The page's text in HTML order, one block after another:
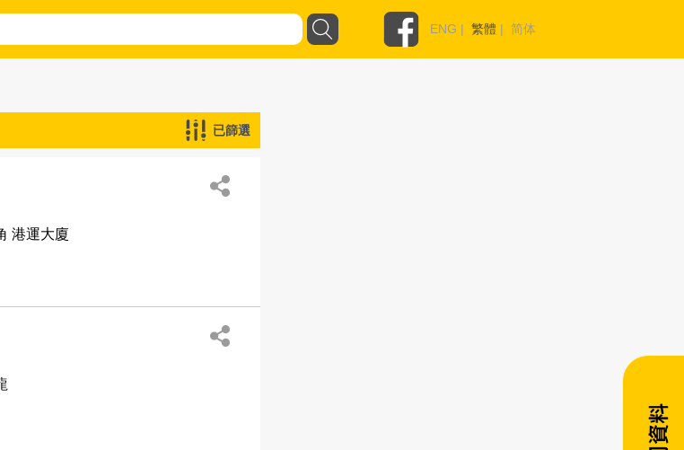
ENG | 繁體 | 简体
已篩選
港運大廈